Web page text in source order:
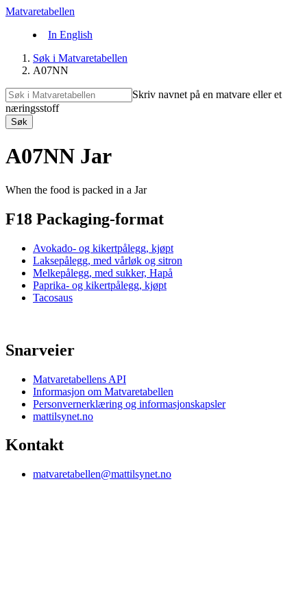
Matvaretabellen
In English
Søk i Matvaretabellen
A07NN
Skriv navnet på en matvare eller et
næringsstoff
Søk
A07NN Jar
When the food is packed in a Jar
F18 Packaging-format
Avokado- og kikertpålegg, kjøpt
Laksepålegg, med vårløk og sitron
Melkepålegg, med sukker, Hapå
Paprika- og kikertpålegg, kjøpt
Tacosaus
Snarveier
Matvaretabellens API
Informasjon om Matvaretabellen
Personvernerklæring og informasjonskapsler
mattilsynet.no
Kontakt
matvaretabellen@mattilsynet.no